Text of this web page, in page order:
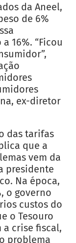
da Aneel,
de 6%
16%. “Ficou
ex-diretor
das tarifas
que a
vem da
presidente
Na época,
o governo
custos do
o Tesouro
a crise fiscal,
problema